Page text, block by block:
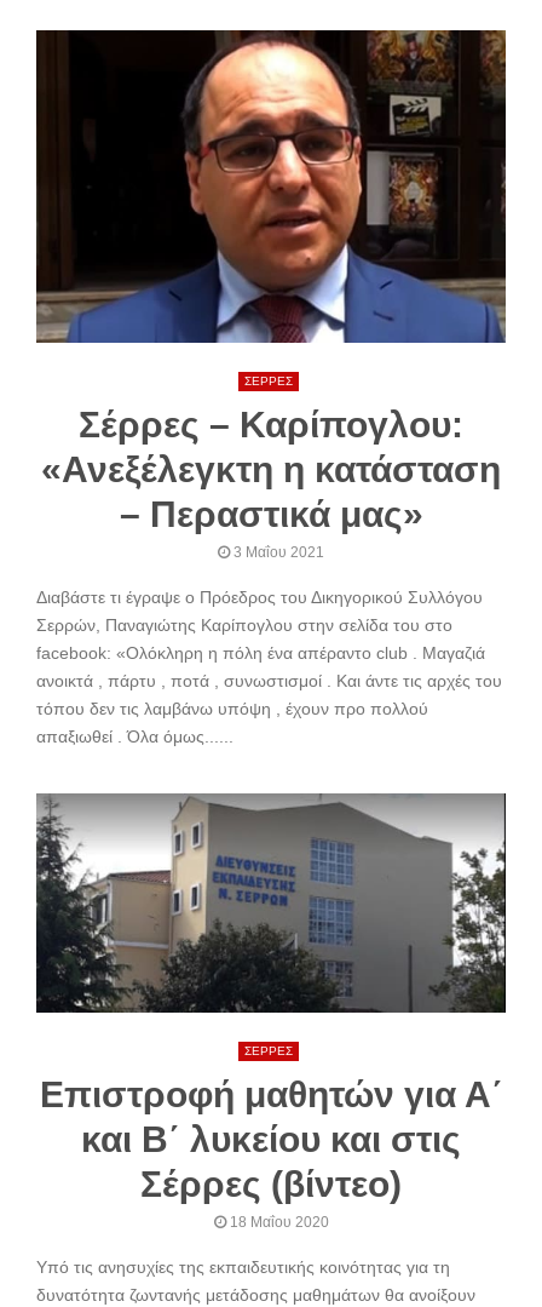
ΣΕΡΡΕΣ
Σέρρες – Καρίπογλου:
«Ανεξέλεγκτη η κατάσταση
– Περαστικά μας»
3 Μαΐου 2021
Διαβάστε τι έγραψε ο Πρόεδρος του Δικηγορικού Συλλόγου
Σερρών, Παναγιώτης Καρίπογλου στην σελίδα του στο
facebook: «Ολόκληρη η πόλη ένα απέραντο club . Μαγαζιά
ανοικτά , πάρτυ , ποτά , συνωστισμοί . Και άντε τις αρχές του
τόπου δεν τις λαμβάνω υπόψη , έχουν προ πολλού
απαξιωθεί . Όλα όμως......
ΣΕΡΡΕΣ
Επιστροφή μαθητών για Α΄
και Β΄ λυκείου και στις
Σέρρες (βίντεο)
18 Μαΐου 2020
Υπό τις ανησυχίες της εκπαιδευτικής κοινότητας για τη
δυνατότητα ζωντανής μετάδοσης μαθημάτων θα ανοίξουν